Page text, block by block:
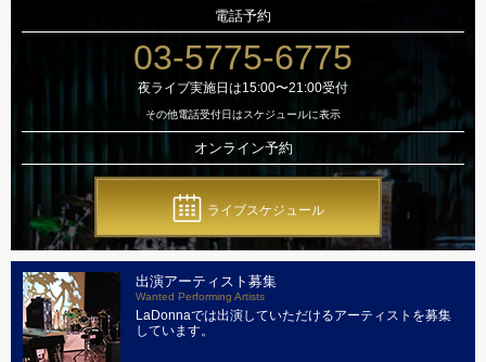
電話予約
03-5775-6775
夜ライブ実施日は15:00〜21:00受付
その他電話受付日はスケジュールに表示
オンライン予約
ライブスケジュール
出演アーティスト募集
Wanted Performing Artists
LaDonnaでは出演していただけるアーティストを募集
しています。